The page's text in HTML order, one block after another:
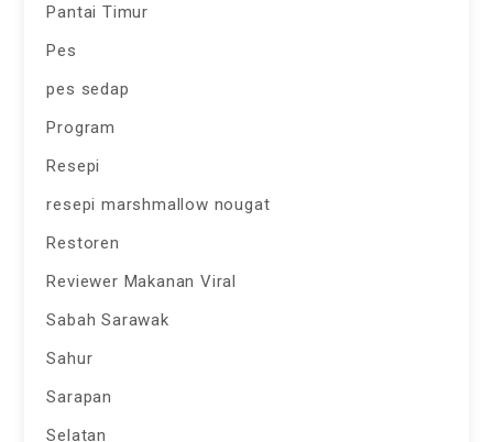
Pantai Timur
Pes
pes sedap
Program
Resepi
resepi marshmallow nougat
Restoren
Reviewer Makanan Viral
Sabah Sarawak
Sahur
Sarapan
Selatan